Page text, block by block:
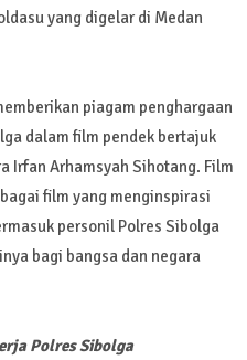
yang digelar di Medan
piagam penghargaan
dalam film pendek bertajuk
Irfan Arhamsyah Sihotang. Film
film yang menginspirasi
personil Polres Sibolga
bagi bangsa dan negara
Polres Sibolga